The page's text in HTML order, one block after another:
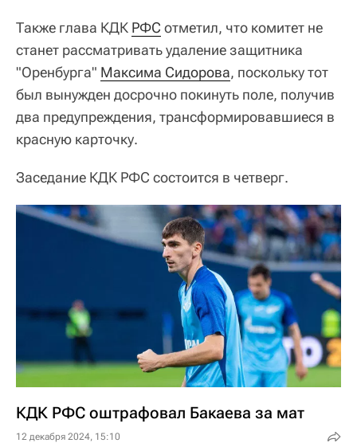
Также глава КДК РФС отметил, что комитет не
станет рассматривать удаление защитника
"Оренбурга" Максима Сидорова, поскольку тот
был вынужден досрочно покинуть поле, получив
два предупреждения, трансформировавшиеся в
красную карточку.
Заседание КДК РФС состоится в четверг.
КДК РФС оштрафовал Бакаева за мат
12 декабря 2024, 15:10